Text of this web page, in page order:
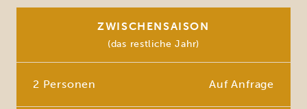
ZWISCHENSAISON
(das restliche Jahr)
2 Personen Auf Anfrage